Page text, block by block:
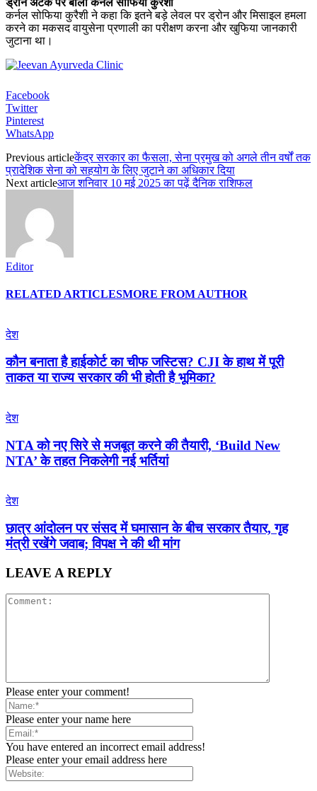
कर्नल सोफिया कुरैशी ने कहा कि इतने बड़े लेवल पर ड्रोन और मिसाइल हमला
करने का मकसद वायुसेना प्रणाली का परीक्षण करना और खुफिया जानकारी
जुटाना था।
Facebook
Twitter
Pinterest
WhatsApp
Previous articleकेंद्र सरकार का फैसला, सेना प्रमुख को अगले तीन वर्षों तक
प्रादेशिक सेना को सहयोग के लिए जुटाने का अधिकार दिया
Next articleआज शनिवार 10 मई 2025 का पढ़ें दैनिक राशिफल
Editor
RELATED ARTICLESMORE FROM AUTHOR
देश
कौन बनाता है हाईकोर्ट का चीफ जस्टिस? CJI के हाथ में पूरी
ताकत या राज्य सरकार की भी होती है भूमिका?
देश
NTA को नए सिरे से मजबूत करने की तैयारी, ‘Build New
NTA’ के तहत निकलेगी नई भर्तियां
देश
छात्र आंदोलन पर संसद में घमासान के बीच सरकार तैयार, गृह
मंत्री रखेंगे जवाब; विपक्ष ने की थी मांग
LEAVE A REPLY
Please enter your comment!
Please enter your name here
You have entered an incorrect email address!
Please enter your email address here